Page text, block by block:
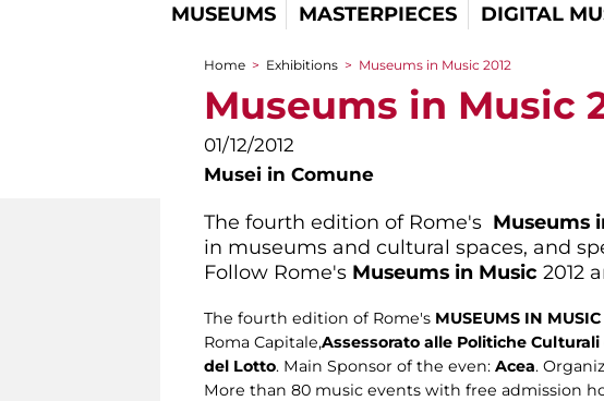
MUSEUMS MASTERPIECES DIGITAL
You are here
Home > Exhibitions > Museums in Music 2012
Museums in Music
01/12/2012
Musei in Comune
The fourth edition of Rome's Museums
in museums and cultural spaces, and
Follow Rome's Museums in Music 2012
The fourth edition of Rome's MUSEUMS IN MUSIC
Roma Capitale,Assessorato alle Politiche
del Lotto. Main Sponsor of the even: Acea.
More than 80 music events with free admission